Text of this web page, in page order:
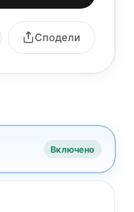
Сподели
Включено